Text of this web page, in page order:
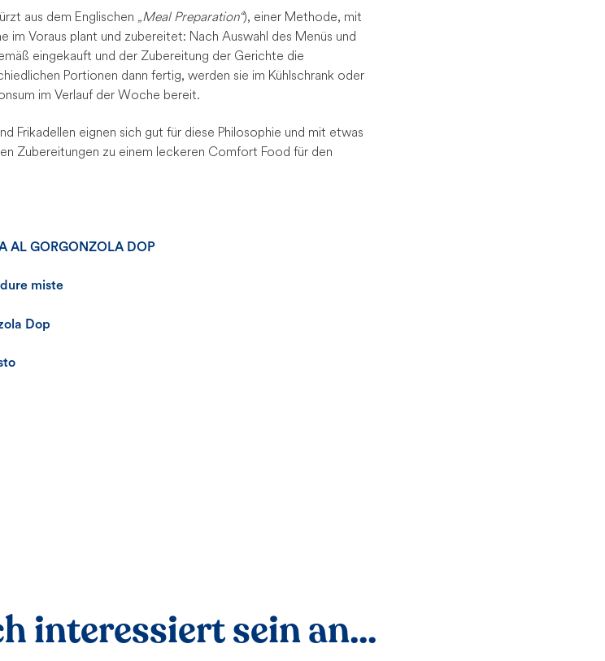
aus dem Englischen „Meal Preparation“), einer Methode, mit
im Voraus plant und zubereitet: Nach Auswahl des Menüs und
eingekauft und der Zubereitung der Gerichte die
Portionen dann fertig, werden sie im Kühlschrank oder
im Verlauf der Woche bereit.
Frikadellen eignen sich gut für diese Philosophie und mit etwas
Zubereitungen zu einem leckeren Comfort Food für den
AL GORGONZOLA DOP
miste
Dop
interessiert sein an...